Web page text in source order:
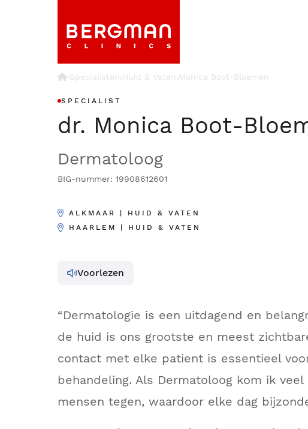
›Specialisten›Huid & Vaten›Monica Boot-Bloemen
SPECIALIST
dr. Monica Boot-
Dermatoloog
BIG-nummer: 19908612601
ALKMAAR | HUID & VATEN
HAARLEM | HUID & VATEN
Voorlezen
“Dermatologie is een uitdagend en
de huid is ons grootste en meest
contact met elke patient is essentieel
behandeling. Als Dermatoloog kom ik
mensen tegen, waardoor elke dag